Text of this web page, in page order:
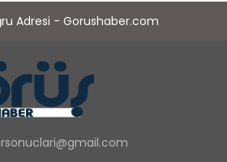
Adresi - Gorushaber.com